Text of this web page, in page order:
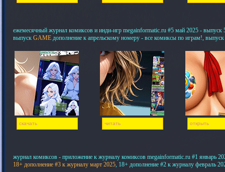
ежемесячный журнал комиксов и инди-игр megainformatic.ru #5 май 2025 - выпуск
выпуск GAME дополнение к апрельскому номеру - все комиксы по играм!,
скачать читать открыть
журнал комиксов - приложение к журналу комиксов megainformatic.ru #1 январь
18+ дополнение #3 к журналу март 2025, 18+ дополнение #2 к журналу февраль